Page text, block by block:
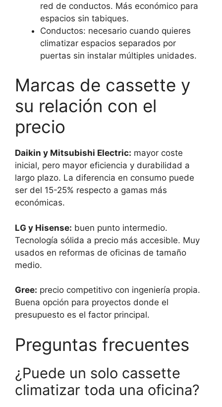
red de conductos. Más económico para
espacios sin tabiques.
Conductos: necesario cuando quieres
climatizar espacios separados por
puertas sin instalar múltiples unidades.
Marcas de cassette y
su relación con el
precio
Daikin y Mitsubishi Electric: mayor coste
inicial, pero mayor eficiencia y durabilidad a
largo plazo. La diferencia en consumo puede
ser del 15-25% respecto a gamas más
económicas.
LG y Hisense: buen punto intermedio.
Tecnología sólida a precio más accesible. Muy
usados en reformas de oficinas de tamaño
medio.
Gree: precio competitivo con ingeniería propia.
Buena opción para proyectos donde el
presupuesto es el factor principal.
Preguntas frecuentes
¿Puede un solo cassette
climatizar toda una oficina?